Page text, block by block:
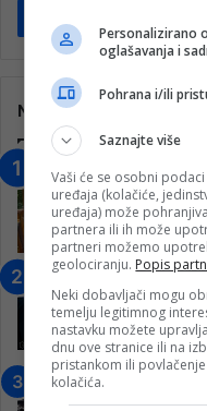
Najčitanije
–
25
15.
7.
Personalizirano
oglašavanja i
Pohrana i/ili
Saznajte više
Vaši će se osobni
uređaja (kolačiće,
uređaja) može
partnera ili ih može
partneri možemo
geolociranju. Popis
Neki dobavljači mogu
temelju legitimnog
nastavku možete
dnu ove stranice ili na
pristankom ili
kolačića.